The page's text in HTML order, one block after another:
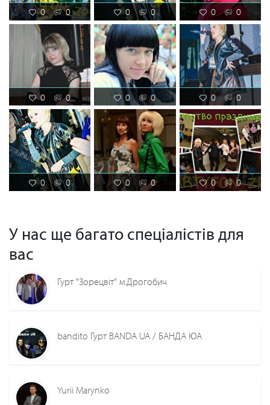
0 0 0 0 0 0
0 0 0 0 0 0
0 0 0 0 0 0
У нас ще багато спеціалістів для
вас
Гурт "Зорецвіт" м.Дрогобич
bandito Гурт BANDA UA / БАНДА ЮА
Yurii Marynko